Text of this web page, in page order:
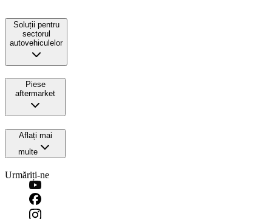
Soluții pentru
sectorul
autovehiculelor
Piese
aftermarket
Aflați mai
multe
Urmăriți-ne